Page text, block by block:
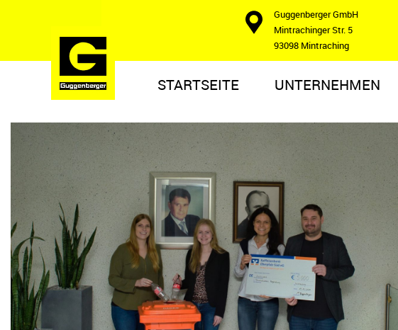
Guggenberger GmbH
Mintrachinger Str. 5
93098 Mintraching
STARTSEITE UNTERNEHMEN